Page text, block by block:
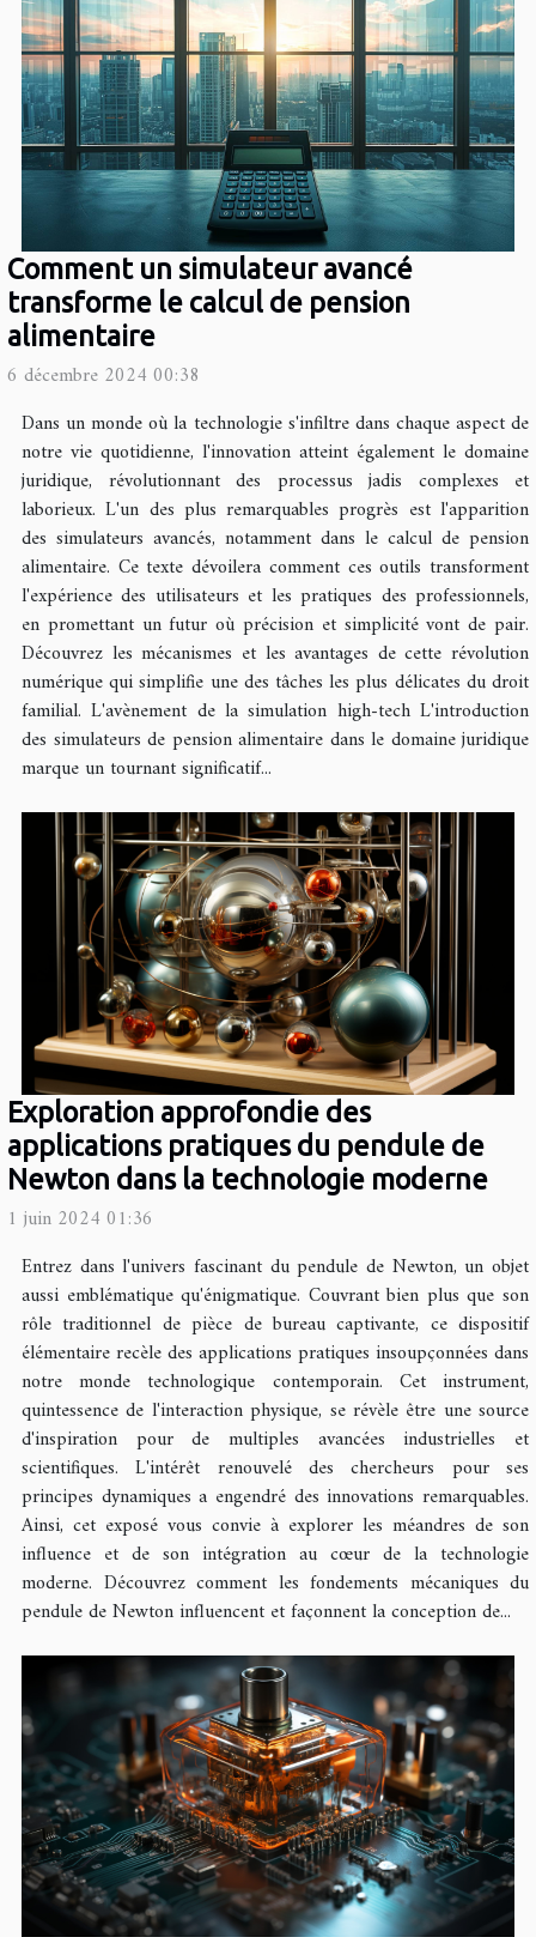
Comment un simulateur avancé
transforme le calcul de pension
alimentaire
6 décembre 2024 00:38
Dans un monde où la technologie s'infiltre dans chaque aspect de
notre vie quotidienne, l'innovation atteint également le domaine
juridique, révolutionnant des processus jadis complexes et
laborieux. L'un des plus remarquables progrès est l'apparition
des simulateurs avancés, notamment dans le calcul de pension
alimentaire. Ce texte dévoilera comment ces outils transforment
l'expérience des utilisateurs et les pratiques des professionnels,
en promettant un futur où précision et simplicité vont de pair.
Découvrez les mécanismes et les avantages de cette révolution
numérique qui simplifie une des tâches les plus délicates du droit
familial. L'avènement de la simulation high-tech L'introduction
des simulateurs de pension alimentaire dans le domaine juridique
marque un tournant significatif...
Exploration approfondie des
applications pratiques du pendule de
Newton dans la technologie moderne
1 juin 2024 01:36
Entrez dans l'univers fascinant du pendule de Newton, un objet
aussi emblématique qu'énigmatique. Couvrant bien plus que son
rôle traditionnel de pièce de bureau captivante, ce dispositif
élémentaire recèle des applications pratiques insoupçonnées dans
notre monde technologique contemporain. Cet instrument,
quintessence de l'interaction physique, se révèle être une source
d'inspiration pour de multiples avancées industrielles et
scientifiques. L'intérêt renouvelé des chercheurs pour ses
principes dynamiques a engendré des innovations remarquables.
Ainsi, cet exposé vous convie à explorer les méandres de son
influence et de son intégration au cœur de la technologie
moderne. Découvrez comment les fondements mécaniques du
pendule de Newton influencent et façonnent la conception de...